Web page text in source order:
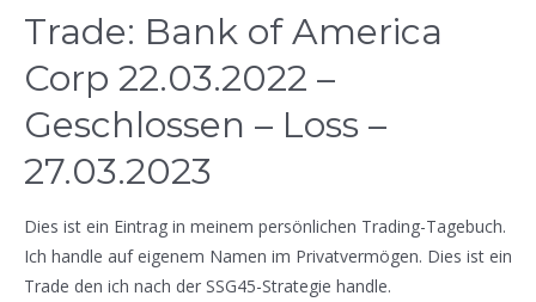
Trade: Bank of America
Corp 22.03.2022 –
Geschlossen – Loss –
27.03.2023
Dies ist ein Eintrag in meinem persönlichen Trading-Tagebuch.
Ich handle auf eigenem Namen im Privatvermögen. Dies ist ein
Trade den ich nach der SSG45-Strategie handle.